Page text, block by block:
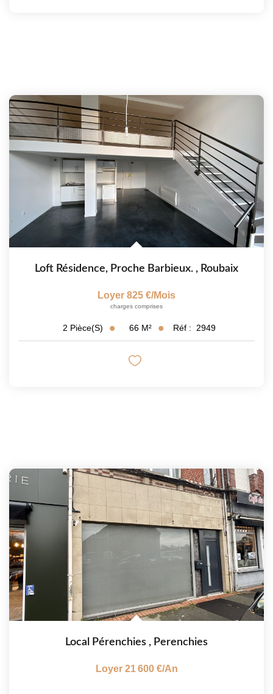
Loft Résidence, Proche Barbieux. , Roubaix
Loyer 825 €/mois
charges comprises
2 Pièce(s) 66 M² Réf : 2949
Local Pérenchies , Perenchies
Loyer 21 600 €/an